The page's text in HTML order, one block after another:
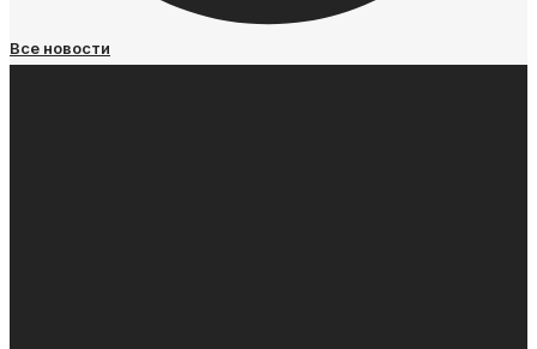
Все новости